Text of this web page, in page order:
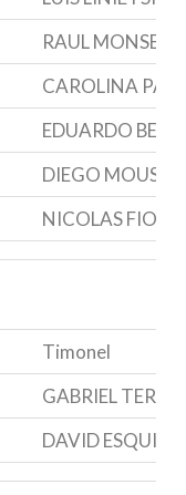
RAUL
CAROLINA
EDUARDO
DIEGO
NICOLAS FIORI
Timonel
GABRIEL
DAVID